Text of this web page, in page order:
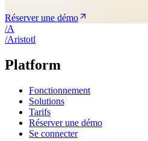
Réserver une démo
/A
/Aristotl
Platform
Fonctionnement
Solutions
Tarifs
Réserver une démo
Se connecter